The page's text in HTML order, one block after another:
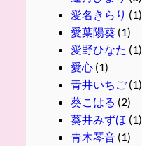
愛名きらり (1)
愛葉陽葵(1)
愛野ひなた (1)
愛心(1)
青井いちご(1)
葵こはる (2)
葵井みずほ (1)
青木琴音(1)